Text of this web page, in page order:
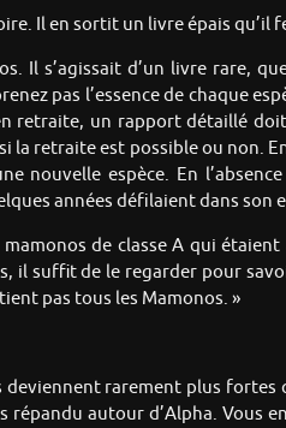
Il en sortit un livre épais qu’il
Il s’agissait d’un livre rare,
pas l’essence de chaque
un rapport détaillé doit
la retraite est possible ou non.
nouvelle espèce. En
années défilaient dans son
de classe A qui étaient
suffit de le regarder pour
pas tous les Mamonos. »
rarement plus fortes
autour d’Alpha. Vous